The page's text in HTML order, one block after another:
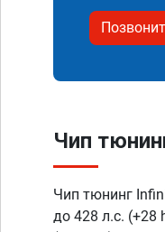
Чип
Чип тюнинг
до 428 л.с. (+28